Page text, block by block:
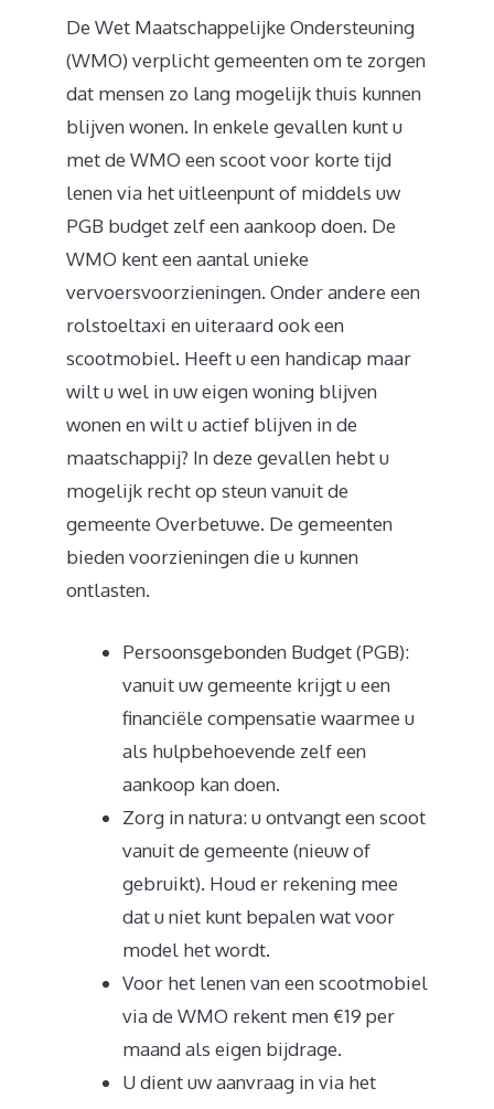
De Wet Maatschappelijke Ondersteuning
(WMO) verplicht gemeenten om te zorgen
dat mensen zo lang mogelijk thuis kunnen
blijven wonen. In enkele gevallen kunt u
met de WMO een scoot voor korte tijd
lenen via het uitleenpunt of middels uw
PGB budget zelf een aankoop doen. De
WMO kent een aantal unieke
vervoersvoorzieningen. Onder andere een
rolstoeltaxi en uiteraard ook een
scootmobiel. Heeft u een handicap maar
wilt u wel in uw eigen woning blijven
wonen en wilt u actief blijven in de
maatschappij? In deze gevallen hebt u
mogelijk recht op steun vanuit de
gemeente Overbetuwe. De gemeenten
bieden voorzieningen die u kunnen
ontlasten.
Persoonsgebonden Budget (PGB):
vanuit uw gemeente krijgt u een
financiële compensatie waarmee u
als hulpbehoevende zelf een
aankoop kan doen.
Zorg in natura: u ontvangt een scoot
vanuit de gemeente (nieuw of
gebruikt). Houd er rekening mee
dat u niet kunt bepalen wat voor
model het wordt.
Voor het lenen van een scootmobiel
via de WMO rekent men €19 per
maand als eigen bijdrage.
U dient uw aanvraag in via het